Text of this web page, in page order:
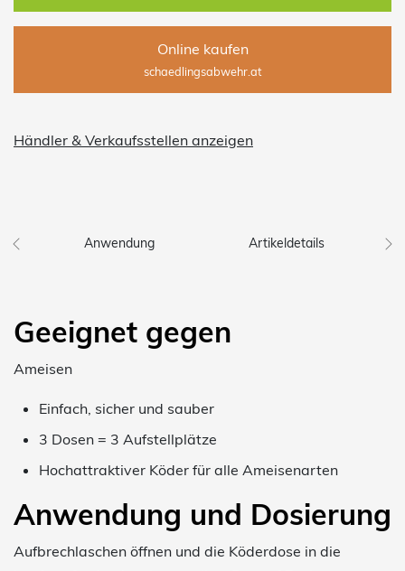
Online kaufen
schaedlingsabwehr.at
Händler & Verkaufsstellen anzeigen
Anwendung Artikeldetails
Geeignet gegen
Ameisen
Einfach, sicher und sauber
3 Dosen = 3 Aufstellplätze
Hochattraktiver Köder für alle Ameisenarten
Anwendung und Dosierung
Aufbrechlaschen öffnen und die Köderdose in die